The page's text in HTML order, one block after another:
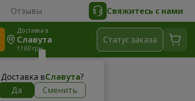
Отзывы Свяжитесь с нами
Доставка в
Славута
1160 грн
Доставка вСлавута?
Да
Сменить
Cтатус заказа